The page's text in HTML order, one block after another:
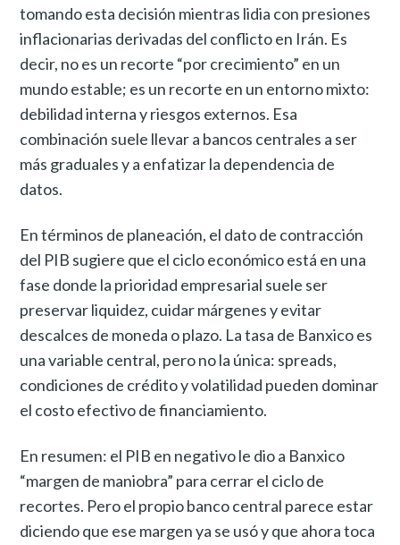
tomando esta decisión mientras lidia con presiones
inflacionarias derivadas del conflicto en Irán. Es
decir, no es un recorte “por crecimiento” en un
mundo estable; es un recorte en un entorno mixto:
debilidad interna y riesgos externos. Esa
combinación suele llevar a bancos centrales a ser
más graduales y a enfatizar la dependencia de
datos.
En términos de planeación, el dato de contracción
del PIB sugiere que el ciclo económico está en una
fase donde la prioridad empresarial suele ser
preservar liquidez, cuidar márgenes y evitar
descalces de moneda o plazo. La tasa de Banxico es
una variable central, pero no la única: spreads,
condiciones de crédito y volatilidad pueden dominar
el costo efectivo de financiamiento.
En resumen: el PIB en negativo le dio a Banxico
“margen de maniobra” para cerrar el ciclo de
recortes. Pero el propio banco central parece estar
diciendo que ese margen ya se usó y que ahora toca